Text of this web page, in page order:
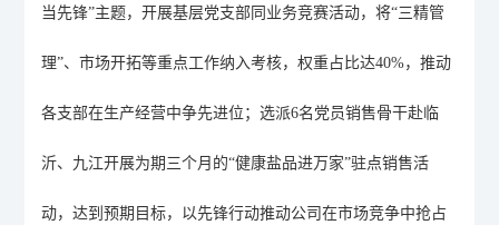
当先锋”主题，开展基层党支部同业务竞赛活动，将“三精管
理”、市场开拓等重点工作纳入考核，权重占比达40%，推动
各支部在生产经营中争先进位；选派6名党员销售骨干赴临
沂、九江开展为期三个月的“健康盐品进万家”驻点销售活
动，达到预期目标，以先锋行动推动公司在市场竞争中抢占